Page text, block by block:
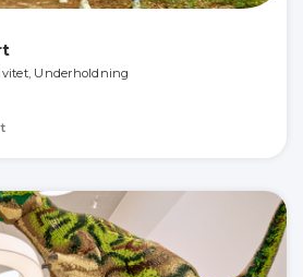
Underholdning